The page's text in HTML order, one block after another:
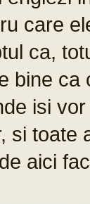
care
ca,
bine ca
isi
si toate
aici